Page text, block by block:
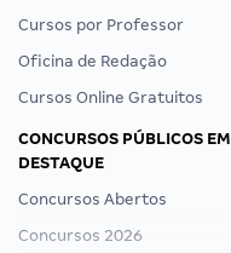
Cursos por Professor
Oficina de Redação
Cursos Online Gratuitos
CONCURSOS PÚBLICOS EM
DESTAQUE
Concursos Abertos
Concursos 2026